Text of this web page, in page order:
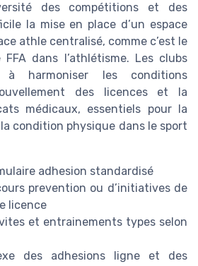
des compétitions et des
la mise en place d’un espace
athle centralisé, comme c’est le
dans l’athlétisme. Les clubs
à harmoniser les conditions
des licences et la
médicaux, essentiels pour la
condition physique dans le sport
adhesion standardisé
prevention ou d’initiatives de
licence
et entrainements types selon
des adhesions ligne et des